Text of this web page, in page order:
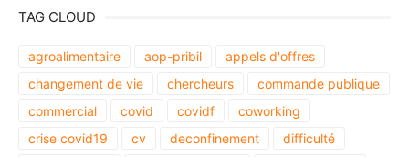
TAG CLOUD
agroalimentaire aop-pribil
appels d'offres
changement de vie
chercheurs
commande publique
commercial
covid covidf
coworking
crise covid19
cv deconfinement
difficulté